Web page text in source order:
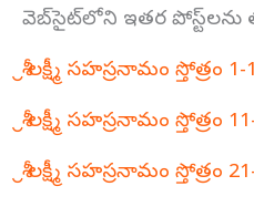
వెబ్‌సైట్‌లోని ఇతర పోస్ట్‌లను
శ్రీ లక్ష్మీ సహస్రనామం స్తోత్రం
శ్రీ లక్ష్మీ సహస్రనామం స్తోత్రం
శ్రీ లక్ష్మీ సహస్రనామం స్తోత్రం